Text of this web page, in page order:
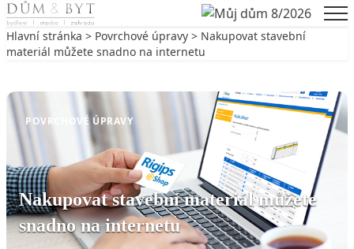
Skip to content
Hlavní stránka > Povrchové úpravy > Nakupovat stavební
materiál můžete snadno na internetu
POVRCHOVÉ ÚPRAVY
Nakupovat stavební materiál můžete
snadno na internetu